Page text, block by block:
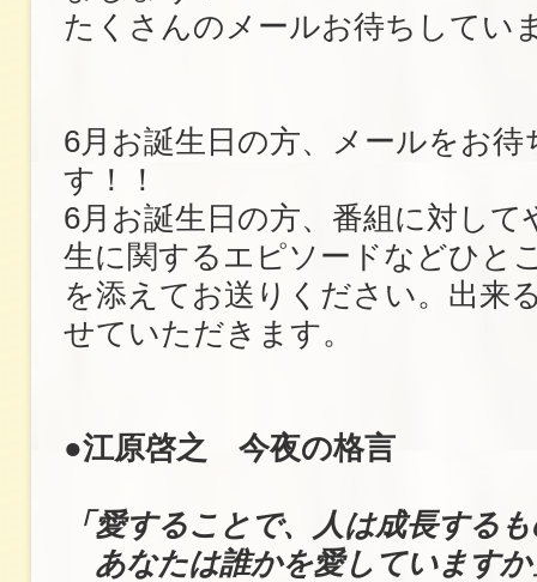
たくさんのメールお待ちしてい
6月お誕生日の方、メールをお
す！！
6月お誕生日の方、番組に対して
生に関するエピソードなどひと
を添えてお送りください。出来
せていただきます。
●江原啓之 今夜の格言
「愛することで、人は成長する
あなたは誰かを愛していますか